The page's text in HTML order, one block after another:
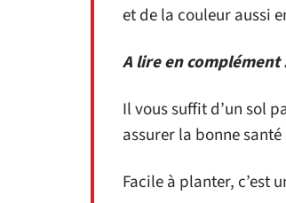
et de la couleur aussi
A lire en complément
Il vous suffit d’un sol
assurer la bonne
Facile à planter, c’est